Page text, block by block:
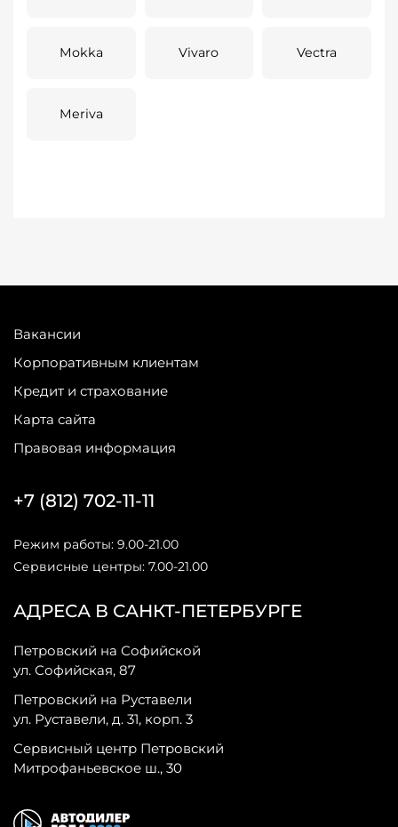
Mokka Vivaro Vectra
Meriva
Вакансии
Корпоративным клиентам
Кредит и страхование
Карта сайта
Правовая информация
АДРЕСА В САНКТ-ПЕТЕРБУРГЕ
Петровский на Софийской
ул. Софийская, 87
Петровский на Руставели
ул. Руставели, д. 31, корп. 3
Сервисный центр Петровский
Митрофаньевское ш., 30
+7 (812) 702-11-11
Режим работы: 9.00-21.00
Сервисные центры: 7.00-21.00